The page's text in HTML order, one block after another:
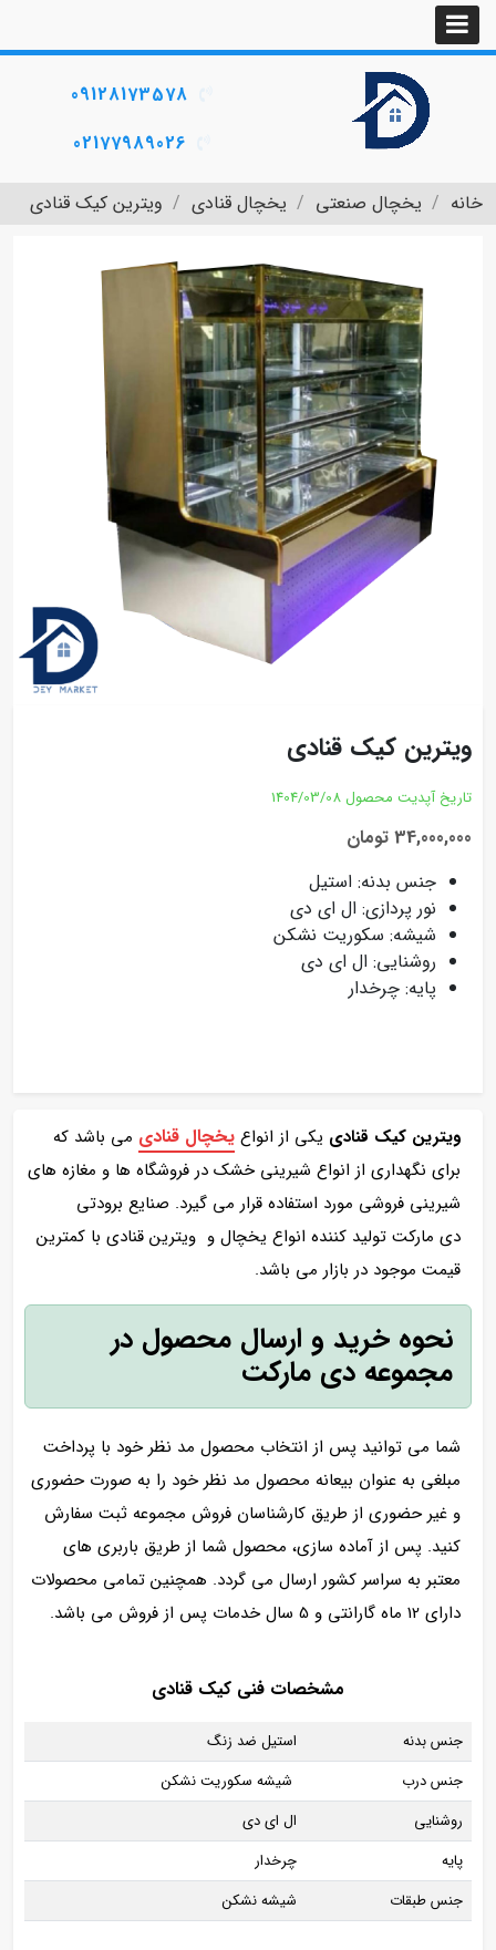
09128173578
02177989026
خانه یخچال صنعتی یخچال قنادی ویترین کیک قنادی
ویترین کیک قنادی
تاریخ آپدیت محصول 1404/03/08
34,000,000 تومان
جنس بدنه: استیل
نور پردازی: ال ای دی
شیشه: سکوریت نشکن
روشنایی: ال ای دی
پایه: چرخدار
ویترین کیک قنادی یکی از انواع یخچال قنادی می باشد که
برای نگهداری از انواع شیرینی خشک در فروشگاه ها و مغازه های
شیرینی فروشی مورد استفاده قرار می گیرد. صنایع برودتی
دی مارکت تولید کننده انواع یخچال و ویترین قنادی با کمترین
قیمت موجود در بازار می باشد.
نحوه خرید و ارسال محصول در
مجموعه دی مارکت
شما می توانید پس از انتخاب محصول مد نظر خود با پرداخت
مبلغی به عنوان بیعانه محصول مد نظر خود را به صورت حضوری
و غیر حضوری از طریق کارشناسان فروش مجموعه ثبت سفارش
کنید. پس از آماده سازی، محصول شما از طریق باربری های
معتبر به سراسر کشور ارسال می گردد. همچنین تمامی محصولات
دارای 12 ماه گارانتی و 5 سال خدمات پس از فروش می باشد.
مشخصات فنی کیک قنادی
جنس بدنه
استیل ضد زنگ
جنس درب
شیشه سکوریت نشکن
روشنایی
ال ای دی
پایه
چرخدار
جنس طبقات
شیشه نشکن